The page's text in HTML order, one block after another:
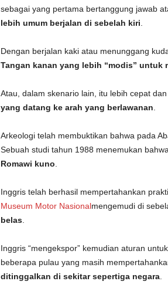
m
sebagai yang pertama bertanggung jawab
lebih umum berjalan di sebelah kiri
Dengan berjalan kaki atau menunggang
Tangan kanan yang lebih “modis” untuk
Atau, dalam skenario lain, itu lebih cepat
yang datang ke arah yang berlawanan
Arkeologi telah membuktikan bahwa pada
Sebuah studi tahun 1988 menemukan
Romawi kuno
Inggris telah berhasil mempertahankan
Museum Motor Nasionalmengemudi di
belas.
Inggris “mengekspor” kemudian aturan
beberapa pulau yang masih
ditinggalkan di sekitar sepertiga negara.